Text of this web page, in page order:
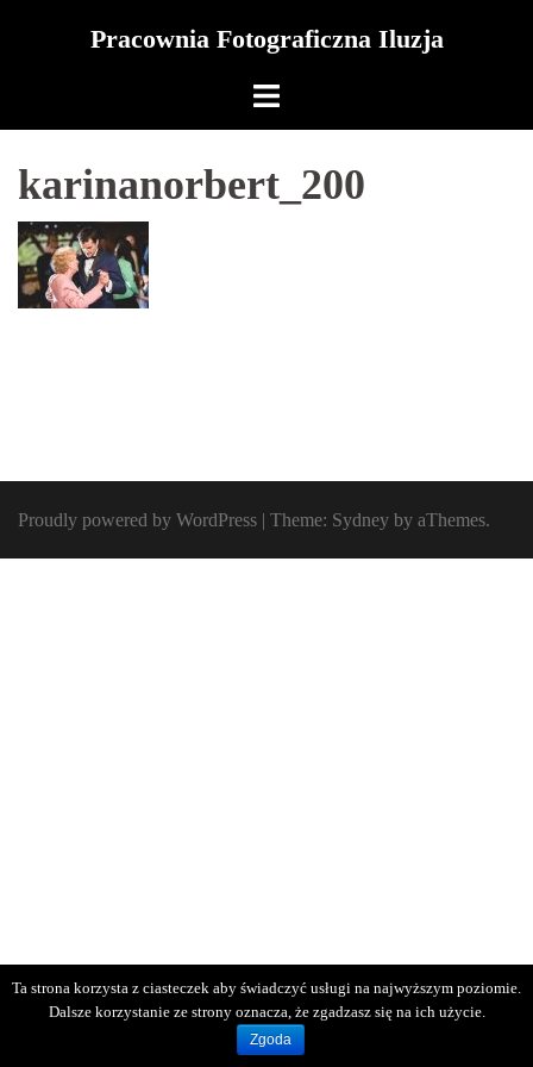
Pracownia Fotograficzna Iluzja
karinanorbert_200
Proudly powered by WordPress | Theme: Sydney by aThemes.
Ta strona korzysta z ciasteczek aby świadczyć usługi na najwyższym poziomie.
Dalsze korzystanie ze strony oznacza, że zgadzasz się na ich użycie.
Zgoda